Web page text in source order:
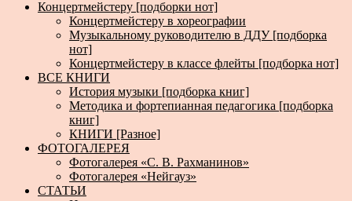
Концертмейстеру [подборки нот]
Концертмейстеру в хореографии
Музыкальному руководителю в ДДУ [подборка
нот]
Концертмейстеру в классе флейты [подборка нот]
ВСЕ КНИГИ
История музыки [подборка книг]
Методика и фортепианная педагогика [подборка
книг]
КНИГИ [Разное]
ФОТОГАЛЕРЕЯ
Фотогалерея «С. В. Рахманинов»
Фотогалерея «Нейгауз»
СТАТЬИ